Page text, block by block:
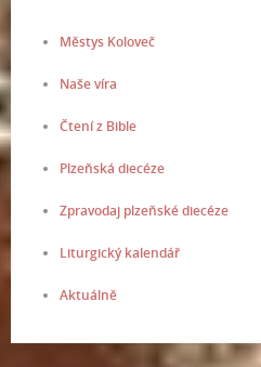
Městys Koloveč
Naše víra
Čtení z Bible
Plzeňská diecéze
Zpravodaj plzeňské diecéze
Liturgický kalendář
Aktuálně